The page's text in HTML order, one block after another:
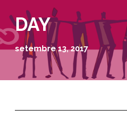
DAY
setembre 13, 2017